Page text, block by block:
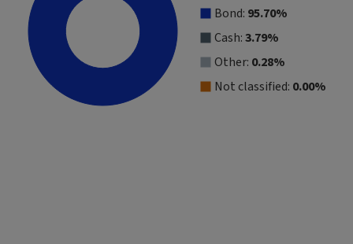
Bond: 95.70%
Cash:3.79%
Other: 0.28%
Not classified: 0.00%